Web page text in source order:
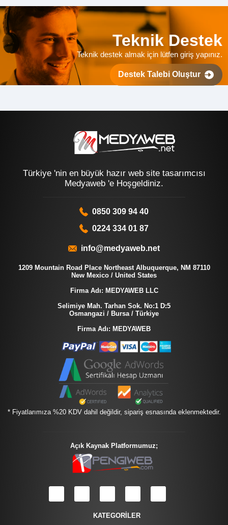
Teknik Destek
Teknik destek almak için lütfen giriş yapınız.
Destek Talebi Oluştur
Türkiye 'nin en büyük hazır web site tasarımcısı
Medyaweb 'e Hoşgeldiniz.
0850 309 94 40
0224 334 01 87
info@medyaweb.net
1209 Mountain Road Place Northeast Albuquerque, NM 87110
New Mexico / United States
Firma Adı: MEDYAWEB LLC
Selimiye Mah. Tarhan Sok. No:1 D:5
Osmangazi / Bursa / Türkiye
Firma Adı: MEDYAWEB
* Fiyatlarımıza %20 KDV dahil değildir, sipariş esnasında eklenmektedir.
Açık Kaynak Platformumuz;
KATEGORİLER